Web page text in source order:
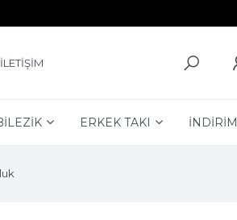
İLETİŞİM
ERKEK TAKI İNDİRİM